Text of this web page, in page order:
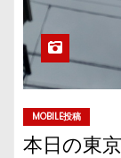
MOBILE投稿
本日の東